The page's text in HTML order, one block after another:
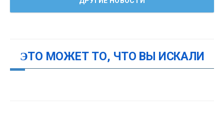
ЭТО МОЖЕТ ТО, ЧТО ВЫ ИСКАЛИ